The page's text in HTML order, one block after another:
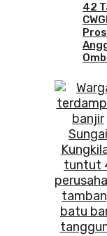
42